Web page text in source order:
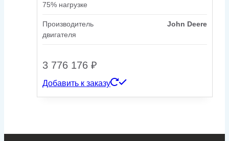
75% нагрузке
Производитель
двигателя
John Deere
3 776 176 ₽
Добавить к заказу